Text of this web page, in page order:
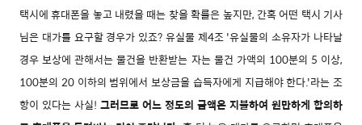
택시에 휴대폰을 놓고 내렸을 때는 찾을 확률은 높지만, 간혹 어떤 택시 기사
님은 대가를 요구할 경우가 있죠? 유실물 제4조 '유실물의 소유자가 나타날
경우 보상에 관해서는 물건을 반환받는 자는 물건 가액의 100분의 5 이상,
100분의 20 이하의 범위에서 보상금을 습득자에게 지급해야 한다.'라는 조
항이 있다는 사실! 그러므로 어느 정도의 금액은 지불하여 원만하게 합의하